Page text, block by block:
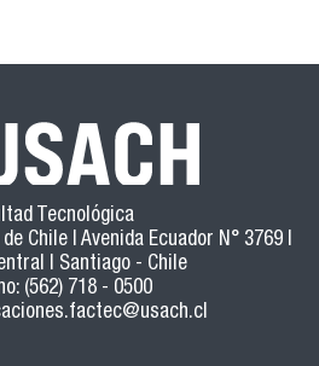
Tecnológica
Chile | Avenida Ecuador N° 3769 |
| Santiago - Chile
(562) 718 - 0500